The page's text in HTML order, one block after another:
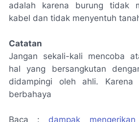
adalah karena burung tidak
kabel dan tidak menyentuh
Catatan
Jangan sekali-kali mencoba
hal yang bersangkutan
didampingi oleh ahli.
berbahaya
Baca : dampak